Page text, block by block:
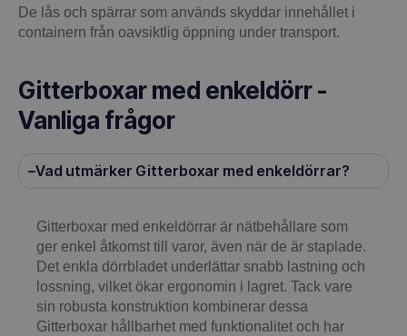
De lås och spärrar som används skyddar innehållet i
containern från oavsiktlig öppning under transport.
Gitterboxar med enkeldörr -
Vanliga frågor
Vad utmärker Gitterboxar med enkeldörrar?
Gitterboxar med enkeldörrar är nätbehållare som
ger enkel åtkomst till varor, även när de är staplade.
Det enkla dörrbladet underlättar snabb lastning och
lossning, vilket ökar ergonomin i lagret. Tack vare
sin robusta konstruktion kombinerar dessa
Gitterboxar hållbarhet med funktionalitet och har